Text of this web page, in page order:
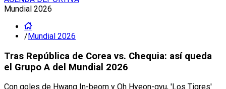
Mundial 2026
/Mundial 2026
Tras República de Corea vs. Chequia: así queda
el Grupo A del Mundial 2026
Con goles de Hwang In-beom y Oh Hyeon-gyu, 'Los Tigres'